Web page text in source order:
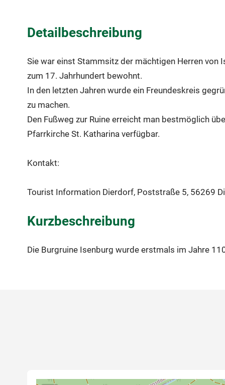
Detailbeschreibung
Sie war einst Stammsitz der mächtigen Herren von
zum 17. Jahrhundert bewohnt.
In den letzten Jahren wurde ein Freundeskreis
zu machen.
Den Fußweg zur Ruine erreicht man bestmöglich
Pfarrkirche St. Katharina verfügbar.
Kontakt:
Tourist Information Dierdorf, Poststraße 5, 56269
Kurzbeschreibung
Die Burgruine Isenburg wurde erstmals im Jahre